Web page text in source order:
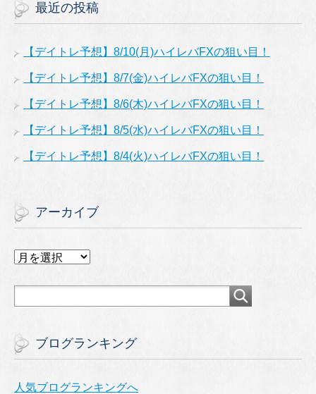
最近の投稿
【デイトレ予想】8/10(月)ハイレバFXの狙い目！
【デイトレ予想】8/7(金)ハイレバFXの狙い目！
【デイトレ予想】8/6(木)ハイレバFXの狙い目！
【デイトレ予想】8/5(水)ハイレバFXの狙い目！
【デイトレ予想】8/4(火)ハイレバFXの狙い目！
アーカイブ
ア
カ
ブログランキング
人気ブログランキングへ